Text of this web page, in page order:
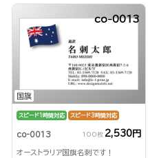
国旗
co-0013
スピード1時間対応 スピード3時間対応
co-0013 100枚 2,530円
オーストラリア国旗名刺です！